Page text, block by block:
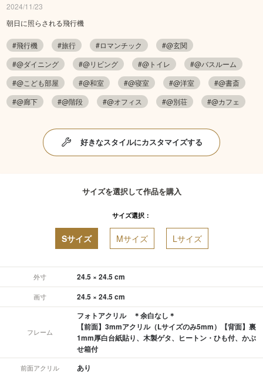
2024/11/23
朝日に照らされる飛行機
#飛行機 #旅行 #ロマンチック
#@玄関
#@ダイニング
#@リビング #@トイレ
#@バスルーム
#@こども部屋
#@和室 #@寝室 #@洋室
#@書斎
#@廊下
#@階段 #@オフィス #@別荘 #@カフェ
好きなスタイルにカスタマイズする
サイズを選択して作品を購入
サイズ選択：
Sサイズ Mサイズ Lサイズ
外寸 24.5 × 24.5 cm
画寸 24.5 × 24.5 cm
フレーム
フォトアクリル ＊余白なし＊
【前面】3mmアクリル（Lサイズのみ5mm）【背面】裏
1mm厚白台紙貼り、木製ゲタ、ヒートン・ひも付、かぶ
せ箱付
前面アクリル あり